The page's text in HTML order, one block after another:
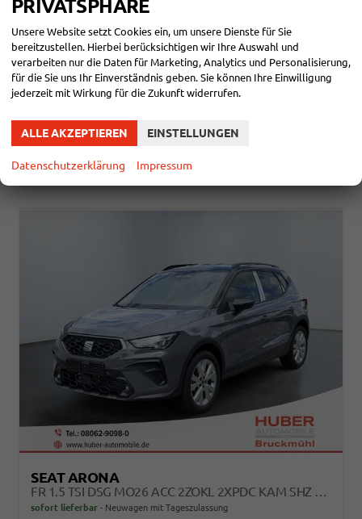
sofort lieferbar Neuwagen mit Tageszulassung
Fahrzeugnr. 110019 Getriebe Automatik
Kraftstoff Benzin Außenfarbe Oniric Lake Metallic
Leistung 110 kW (150 PS) Kilometerstand 10 km
28.05.2026
incl. 19% MwSt.
Verbrauch kombiniert:
5,60 l/100km
CO2-Emissionen:128,00 g/km
SEAT ARONA
FR 1.5 TSI DSG MO26 ACC 2ZOKL 2XPDC KAM SHZ FULL LINK
sofort lieferbar Neuwagen mit Tageszulassung
PRIVATSPHÄRE
Unsere Website setzt Cookies ein, um unsere Dienste für Sie
bereitzustellen. Hierbei berücksichtigen wir Ihre Auswahl und
verarbeiten nur die Daten für Marketing, Analytics und Personalisierung,
für die Sie uns Ihr Einverständnis geben. Sie können Ihre Einwilligung
jederzeit mit Wirkung für die Zukunft widerrufen.
ALLE AKZEPTIEREN EINSTELLUNGEN
Datenschutzerklärung Impressum